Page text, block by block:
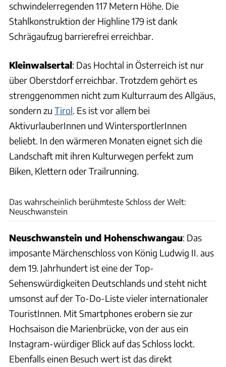
schwindelerregenden 117 Metern Höhe. Die
Stahlkonstruktion der Highline 179 ist dank
Schrägaufzug barrierefrei erreichbar.
Kleinwalsertal: Das Hochtal in Österreich ist nur
über Oberstdorf erreichbar. Trotzdem gehört es
strenggenommen nicht zum Kulturraum des Allgäus,
sondern zu Tirol . Es ist vor allem bei
AktivurlauberInnen und WintersportlerInnen
beliebt. In den wärmeren Monaten eignet sich die
Landschaft mit ihren Kulturwegen perfekt zum
Biken, Klettern oder Trailrunning.
Das wahrscheinlich berühmteste Schloss der Welt:
Neuschwanstein
Neuschwanstein und Hohenschwangau: Das
imposante Märchenschloss von König Ludwig II. aus
dem 19. Jahrhundert ist eine der Top-
Sehenswürdigkeiten Deutschlands und steht nicht
umsonst auf der To-Do-Liste vieler internationaler
TouristInnen. Mit Smartphones erobern sie zur
Hochsaison die Marienbrücke, von der aus ein
Instagram-würdiger Blick auf das Schloss lockt.
Ebenfalls einen Besuch wert ist das direkt